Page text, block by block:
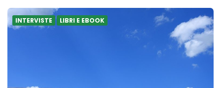
INTERVISTE LIBRI E EBOOK